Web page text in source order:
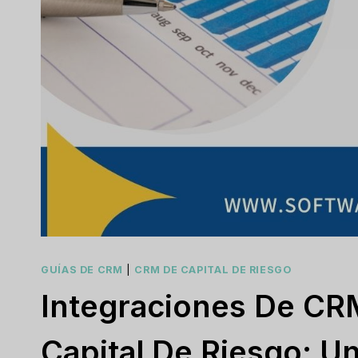
GUÍAS DE CRM CRM DE CAPITAL DE RIESGO
Integraciones De